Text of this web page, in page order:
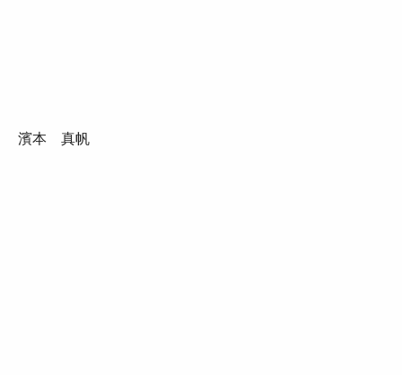
濱本 真帆